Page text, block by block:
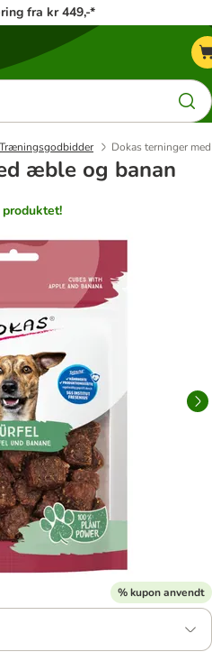
fra kr 449,-*
Træningsgodbidder Dokas terninger
æble og banan
produktet!
% kupon anvendt